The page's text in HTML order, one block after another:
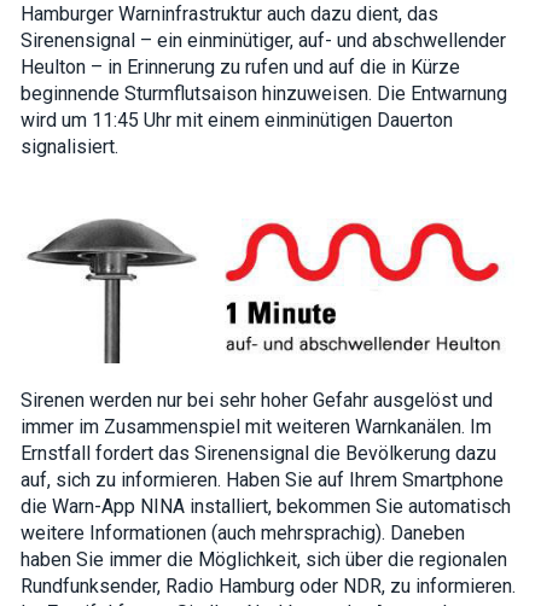
Hamburger Warninfrastruktur auch dazu dient, das
Sirenensignal – ein einminütiger, auf- und abschwellender
Heulton – in Erinnerung zu rufen und auf die in Kürze
beginnende Sturmflutsaison hinzuweisen. Die Entwarnung
wird um 11:45 Uhr mit einem einminütigen Dauerton
signalisiert.
Sirenen werden nur bei sehr hoher Gefahr ausgelöst und
immer im Zusammenspiel mit weiteren Warnkanälen. Im
Ernstfall fordert das Sirenensignal die Bevölkerung dazu
auf, sich zu informieren. Haben Sie auf Ihrem Smartphone
die Warn-App NINA installiert, bekommen Sie automatisch
weitere Informationen (auch mehrsprachig). Daneben
haben Sie immer die Möglichkeit, sich über die regionalen
Rundfunksender, Radio Hamburg oder NDR, zu informieren.
Marketing
By sharing
your
behavior as
you visit our
personalized
content and
offers.